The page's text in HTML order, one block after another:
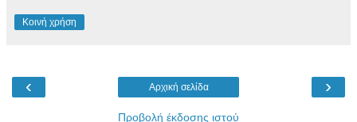
Κοινή χρήση
‹ ›
Αρχική σελίδα
Προβολή έκδοσης ιστού